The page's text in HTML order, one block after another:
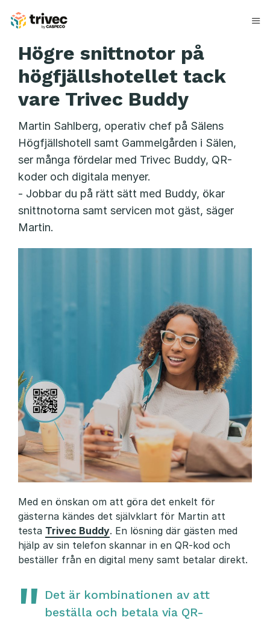
innehåll
S
ä
e
n
s
h
ö
g
s
h
o
e
Högre snittnotor på
högfjällshotellet tack
vare Trivec Buddy
Martin Sahlberg, operativ chef på Sälens
Högfjällshotell samt Gammelgården i Sälen,
ser många fördelar med Trivec Buddy, QR-
koder och digitala menyer.
- Jobbar du på rätt sätt med Buddy, ökar
snittnotorna samt servicen mot gäst, säger
Martin.
Med en önskan om att göra det enkelt för
gästerna kändes det självklart för Martin att
testa Trivec Buddy. En lösning där gästen med
hjälp av sin telefon skannar in en QR-kod och
beställer från en digital meny samt betalar direkt.
Det är kombinationen av att
beställa och betala via QR-